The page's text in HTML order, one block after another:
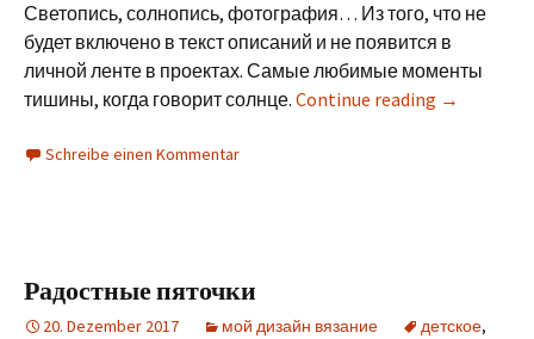
Светопись, солнопись, фотография… Из того, что не
будет включено в текст описаний и не появится в
личной ленте в проектах. Самые любимые моменты
тишины, когда говорит солнце. Continue reading →
Schreibe einen Kommentar
Радостные пяточки
20. Dezember 2017 мой дизайн вязание детское,